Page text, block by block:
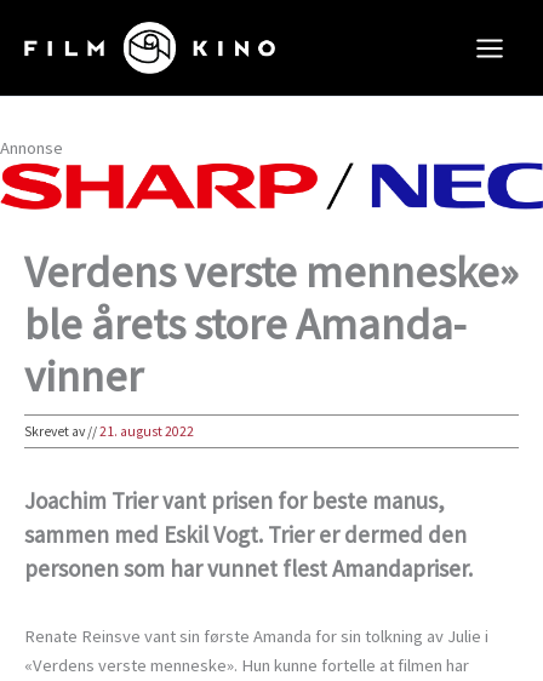
rett
innholdet
Annonse
Verdens verste menneske»
ble årets store Amanda-
vinner
Skrevet av//21. august 2022
Joachim Trier vant prisen for beste manus,
sammen med Eskil Vogt. Trier er dermed den
personen som har vunnet flest Amandapriser.
Renate Reinsve vant sin første Amanda for sin tolkning av Julie i
«Verdens verste menneske». Hun kunne fortelle at filmen har